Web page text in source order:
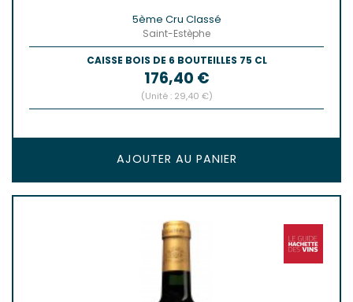
5ème Cru Classé
Saint-Estèphe
CAISSE BOIS DE 6 BOUTEILLES 75 CL
Prix
176,40 €
(Unité : 29,40 €)
AJOUTER AU PANIER